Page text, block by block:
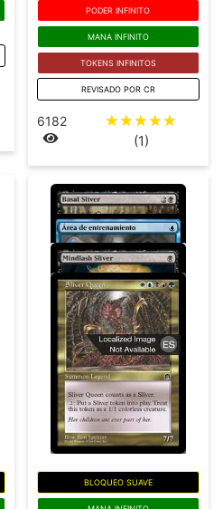
6182 ☆☆☆☆☆
(1)
PODER INFINITO
MANA INFINITO
TOKENS INFINITOS
REVISADO POR CR
BLOQUEO SUAVE